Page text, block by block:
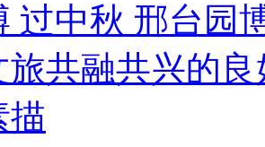
过中秋 邢台园
旅共融共兴的
描